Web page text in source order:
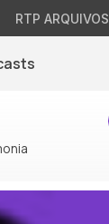
RTP ARQUIVOS